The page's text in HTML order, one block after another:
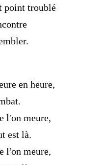
point troublé
en heure,
l'on meure,
est là.
l'on meure,